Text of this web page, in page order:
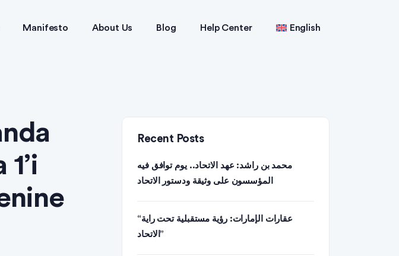
Manifesto About Us Blog Help Center English
Recent Posts
محمد بن راشد: عهد الاتحاد.. يوم توافق فيه
المؤسسون على وثيقة ودستور الاتحاد
“عقارات الإمارات: رؤية مستقبلية تحت راية
الاتحاد”